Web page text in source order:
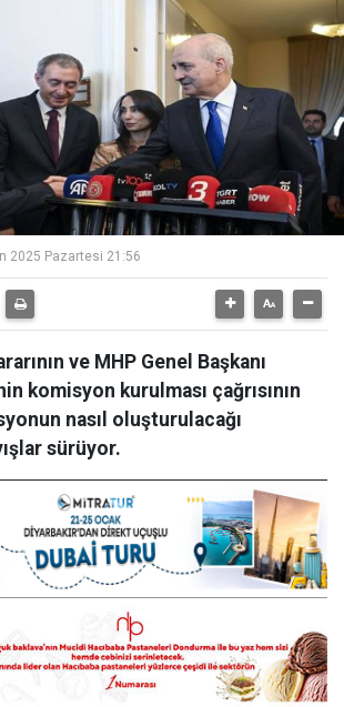
2025 Pazartesi 21:56
ve MHP Genel Başkanı
komisyon kurulması çağrısının
nasıl oluşturulacağı
sürüyor.